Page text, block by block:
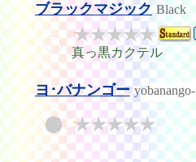
ブラックマジック Black
真っ黒カクテル
ヨ･バナンゴー yobanango-